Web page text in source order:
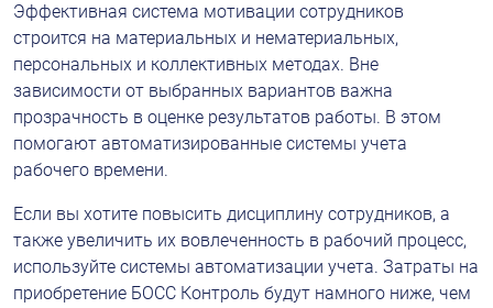
Эффективная система мотивации сотрудников
строится на материальных и нематериальных,
персональных и коллективных методах. Вне
зависимости от выбранных вариантов важна
прозрачность в оценке результатов работы. В этом
помогают автоматизированные системы учета
рабочего времени.
Если вы хотите повысить дисциплину сотрудников, а
также увеличить их вовлеченность в рабочий процесс,
используйте системы автоматизации учета. Затраты на
приобретение БОСС Контроль будут намного ниже, чем